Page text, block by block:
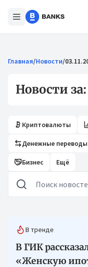
Главная/Новости/
Новости за:
Криптовалюты
Денежные переводы
Бизнес Ещё
В тренде
В ГИК
«Женскую